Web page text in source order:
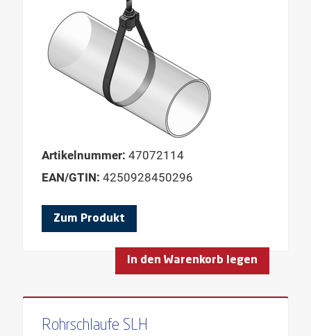
Artikelnummer: 47072114
EAN/GTIN: 4250928450296
Zum Produkt
In den Warenkorb legen
Rohrschlaufe SLH